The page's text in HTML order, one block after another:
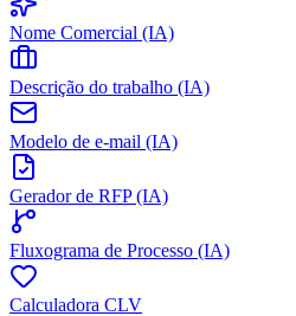
Nome Comercial (IA)
Descrição do trabalho (IA)
Modelo de e-mail (IA)
Gerador de RFP (IA)
Fluxograma de Processo (IA)
Calculadora CLV